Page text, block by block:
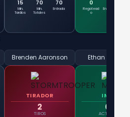
15
Min.
Tardíos
70
Min.
Totales
70
Entrada
0
Regatead
o
Entradas
Brenden Aaronson
TIRADOR
2
TIROS
Ethan
IMÁN
69
ACTIVIDAD